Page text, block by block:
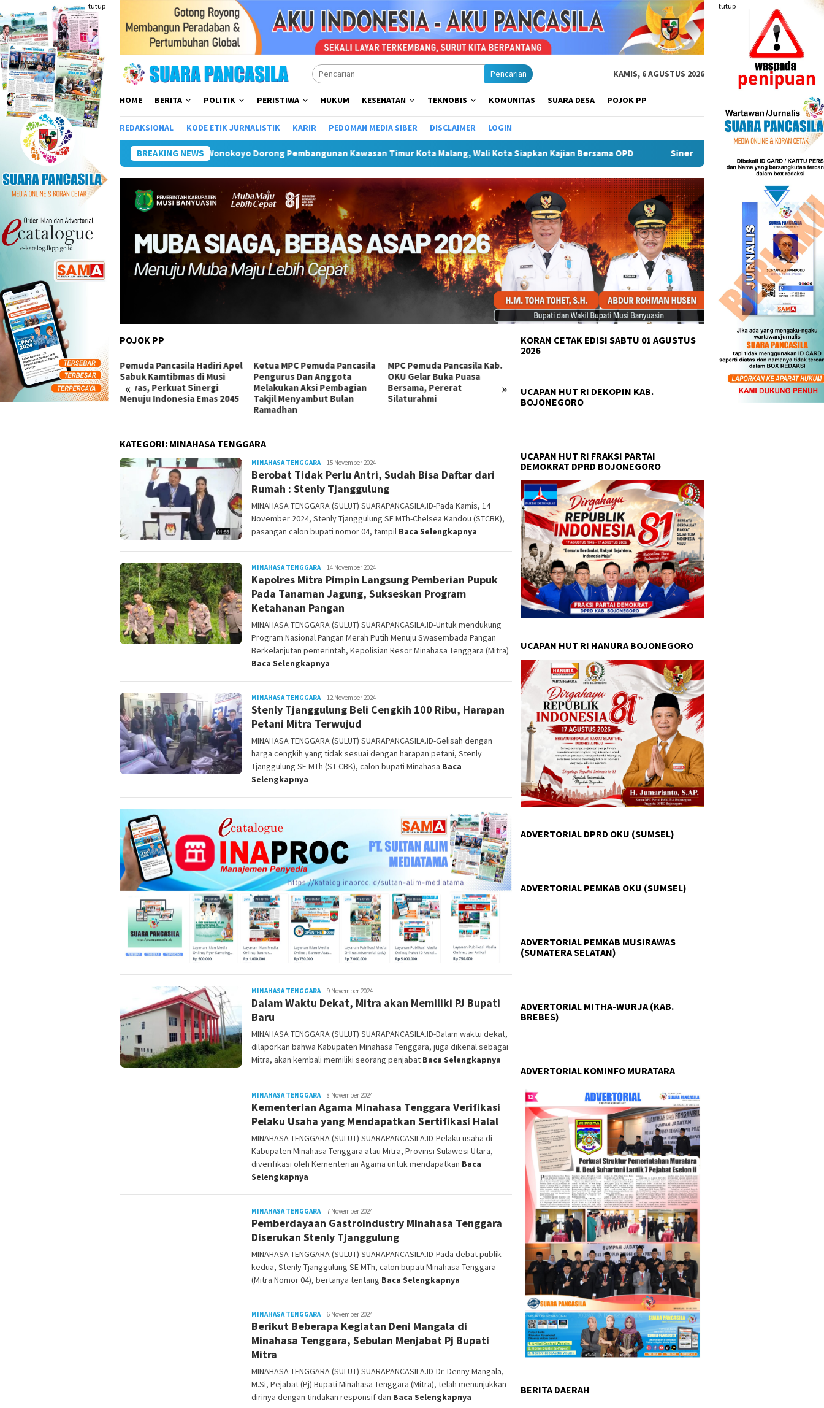
ke
konten
tutup tutup
Pencarian KAMIS, 6 AGUSTUS 2026
HOME BERITA POLITIK PERISTIWA HUKUM KESEHATAN TEKNOBIS KOMUNITAS SUARA DESA POJOK PP
REDAKSIONAL KODE ETIK JURNALISTIK KARIR PEDOMAN MEDIA SIBER DISCLAIMER LOGIN
BREAKING NEWS
MPD dan Warga Wonokoyo Dorong Pembangunan Kawasan Timur Kota Malang, Wali Kota Siapkan Kajian Bersama OPD Sinergi TNI dan Warga Wonokoyo Lebarkan Jembatan,
POJOK PP
« »
Harapan di Lahan
Bencana: MPC PP
Lestarikan Alam
Perhatikan Aspirasi
Pemuda Pancasila Hadiri Apel
Sabuk Kamtibmas di Musi
Rawas, Perkuat Sinergi
Menuju Indonesia Emas 2045
Ketua MPC Pemuda Pancasila
Pengurus Dan Anggota
Melakukan Aksi Pembagian
Takjil Menyambut Bulan
Ramadhan
MPC Pemuda Pancasila Kab.
OKU Gelar Buka Puasa
Bersama, Pererat
Silaturahmi
Berbagi, Salurkan Takjil dan
Nasi Box untuk Warga
Tanam Harapan di Lahan
Bekas Bencana: MPC PP
Purwakarta Lestarikan Alam
Sabuk
Rawas,
KATEGORI: MINAHASA TENGGARA
MINAHASA TENGGARAJody
Sampelan
15 November 2024
Berobat Tidak Perlu Antri, Sudah Bisa Daftar dari
Rumah : Stenly Tjanggulung
MINAHASA TENGGARA (SULUT) SUARAPANCASILA.ID-Pada Kamis, 14
November 2024, Stenly Tjanggulung SE MTh-Chelsea Kandou (STCBK),
pasangan calon bupati nomor 04, tampil Baca Selengkapnya
MINAHASA TENGGARA Jody
Sampelan
14 November 2024
Kapolres Mitra Pimpin Langsung Pemberian Pupuk
Pada Tanaman Jagung, Sukseskan Program
Ketahanan Pangan
MINAHASA TENGGARA (SULUT) SUARAPANCASILA.ID-Untuk mendukung
Program Nasional Pangan Merah Putih Menuju Swasembada Pangan
Berkelanjutan pemerintah, Kepolisian Resor Minahasa Tenggara (Mitra)
Baca Selengkapnya
MINAHASA TENGGARA Jody
Sampelan
12 November 2024
Stenly Tjanggulung Beli Cengkih 100 Ribu, Harapan
Petani Mitra Terwujud
MINAHASA TENGGARA (SULUT) SUARAPANCASILA.ID-Gelisah dengan
harga cengkih yang tidak sesuai dengan harapan petani, Stenly
Tjanggulung SE MTh (ST-CBK), calon bupati Minahasa Baca
Selengkapnya
MINAHASA TENGGARAJody
Sampelan
9 November 2024
Dalam Waktu Dekat, Mitra akan Memiliki PJ Bupati
Baru
MINAHASA TENGGARA (SULUT) SUARAPANCASILA.ID-Dalam waktu dekat,
dilaporkan bahwa Kabupaten Minahasa Tenggara, juga dikenal sebagai
Mitra, akan kembali memiliki seorang penjabat Baca Selengkapnya
MINAHASA TENGGARAJody
Sampelan
8 November 2024
Kementerian Agama Minahasa Tenggara Verifikasi
Pelaku Usaha yang Mendapatkan Sertifikasi Halal
MINAHASA TENGGARA (SULUT) SUARAPANCASILA.ID-Pelaku usaha di
Kabupaten Minahasa Tenggara atau Mitra, Provinsi Sulawesi Utara,
diverifikasi oleh Kementerian Agama untuk mendapatkan Baca
Selengkapnya
MINAHASA TENGGARAJody
Sampelan
7 November 2024
Pemberdayaan Gastroindustry Minahasa Tenggara
Diserukan Stenly Tjanggulung
MINAHASA TENGGARA (SULUT) SUARAPANCASILA.ID-Pada debat publik
kedua, Stenly Tjanggulung SE MTh, calon bupati Minahasa Tenggara
(Mitra Nomor 04), bertanya tentang Baca Selengkapnya
MINAHASA TENGGARAJody
Sampelan
6 November 2024
Berikut Beberapa Kegiatan Deni Mangala di
Minahasa Tenggara, Sebulan Menjabat Pj Bupati
Mitra
MINAHASA TENGGARA (SULUT) SUARAPANCASILA.ID-Dr. Denny Mangala,
M.Si, Pejabat (Pj) Bupati Minahasa Tenggara (Mitra), telah menunjukkan
dirinya dengan tindakan responsif dan Baca Selengkapnya
KORAN CETAK EDISI SABTU 01 AGUSTUS
2026
UCAPAN HUT RI DEKOPIN KAB.
BOJONEGORO
UCAPAN HUT RI FRAKSI PARTAI
DEMOKRAT DPRD BOJONEGORO
UCAPAN HUT RI HANURA BOJONEGORO
ADVERTORIAL DPRD OKU (SUMSEL)
ADVERTORIAL PEMKAB OKU (SUMSEL)
ADVERTORIAL PEMKAB MUSIRAWAS
(SUMATERA SELATAN)
ADVERTORIAL MITHA-WURJA (KAB.
BREBES)
ADVERTORIAL KOMINFO MURATARA
BERITA DAERAH